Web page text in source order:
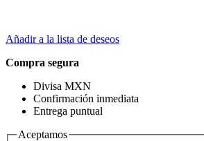
Añadir a la lista de deseos
Compra segura
Divisa MXN
Confirmación inmediata
Entrega puntual
Aceptamos